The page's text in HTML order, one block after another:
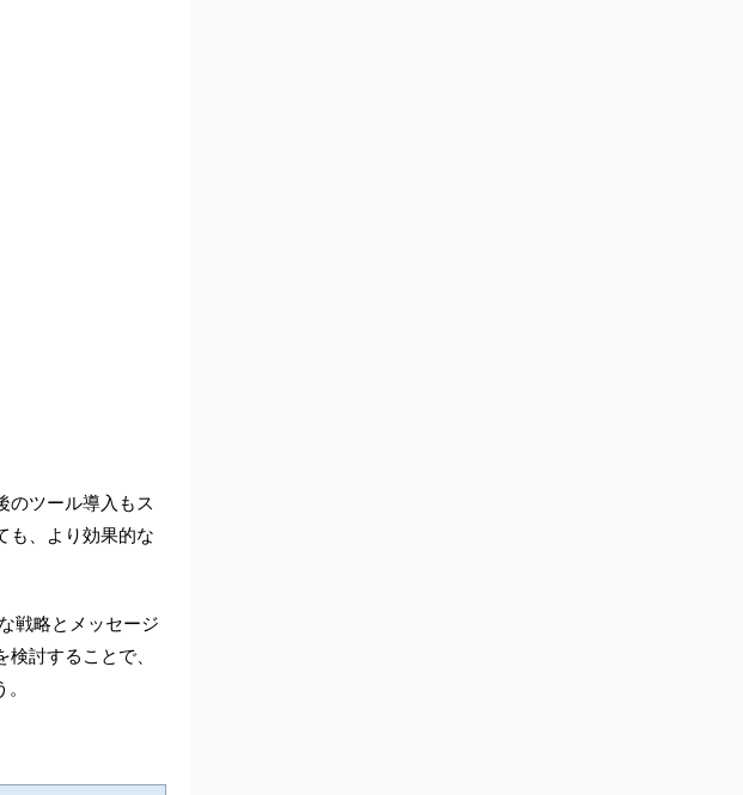
のツール導入もス
も、より効果的な
戦略とメッセージ
討することで、